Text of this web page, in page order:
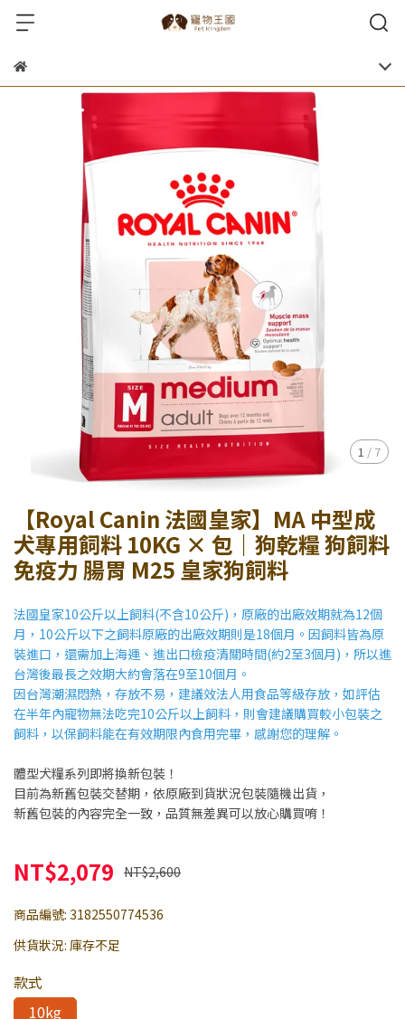
1 / 7
【Royal Canin 法國皇家】MA 中型成
犬專用飼料 10KG × 包｜狗乾糧 狗飼料
免疫力 腸胃 M25 皇家狗飼料
法國皇家10公斤以上飼料(不含10公斤)，原廠的出廠效期就為12個
月，10公斤以下之飼料原廠的出廠效期則是18個月。因飼料皆為原
裝進口，還需加上海運、進出口檢疫清關時間(約2至3個月)，所以進
台灣後最長之效期大約會落在9至10個月。
因台灣潮濕悶熱，存放不易，建議效法人用食品等級存放，如評估
在半年內寵物無法吃完10公斤以上飼料，則會建議購買較小包裝之
飼料，以保飼料能在有效期限內食用完畢，感謝您的理解。
體型犬糧系列即將換新包裝！
目前為新舊包裝交替期，依原廠到貨狀況包裝隨機出貨，
新舊包裝的內容完全一致，品質無差異可以放心購買唷！
NT$2,079 NT$2,600
商品編號: 3182550774536
供貨狀況: 庫存不足
款式
10kg